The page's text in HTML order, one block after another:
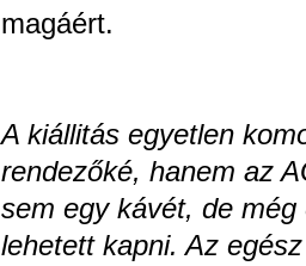
magáért.
A kiállitás egyetlen
rendezőké, hanem az
sem egy kávét, de
lehetett kapni. Az